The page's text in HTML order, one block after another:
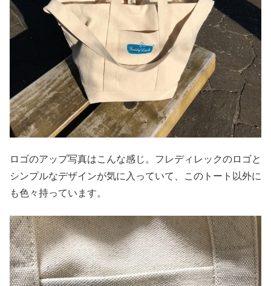
ロゴのアップ写真はこんな感じ。フレディレックのロゴと
シンプルなデザインが気に入っていて、このトート以外に
も色々持っています。